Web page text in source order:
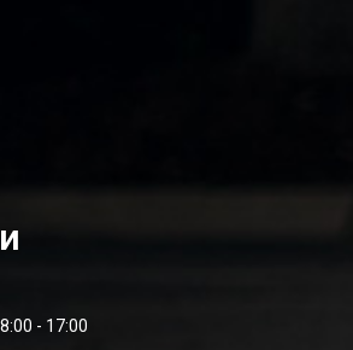
- 17:00